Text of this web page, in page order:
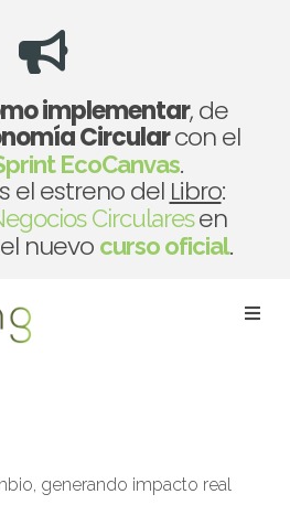
implementar, de
Circularcon el
EcoCanvas.
el estreno del Libro:
Circulares en
nuevo curso oficial.
generando impacto real